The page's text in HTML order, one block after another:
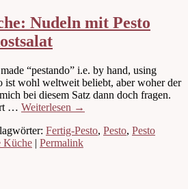
Nudeln mit Pesto
“pestando” i.e. by hand, using
ist wohl weltweit beliebt, aber woher der
bei diesem Satz dann doch fragen.
… Weiterlesen →
Fertig-Pesto, Pesto, Pesto
Küche | Permalink